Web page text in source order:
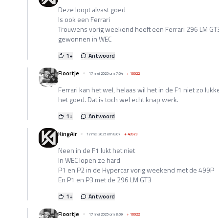
Deze loopt alvast goed
Is ook een Ferrari
Trouwens vorig weekend heeft een Ferrari 296 LM
gewonnen in WEC
1+
Antwoord
Floortje
17 mei 2025 om 7:04 +10022
Ferrari kan het wel, helaas wil het in de F1 niet zo
het goed. Dat is toch wel echt knap werk.
1+
Antwoord
KingAir
17 mei 2025 om 8:07 +48573
Neen in de F1 lukt het niet
In WEC lopen ze hard
P1 en P2 in de Hypercar vorig weekend met de 499P
En P1 en P3 met de 296 LM GT3
1+
Antwoord
Floortje
17 mei 2025 om 8:09 +10022